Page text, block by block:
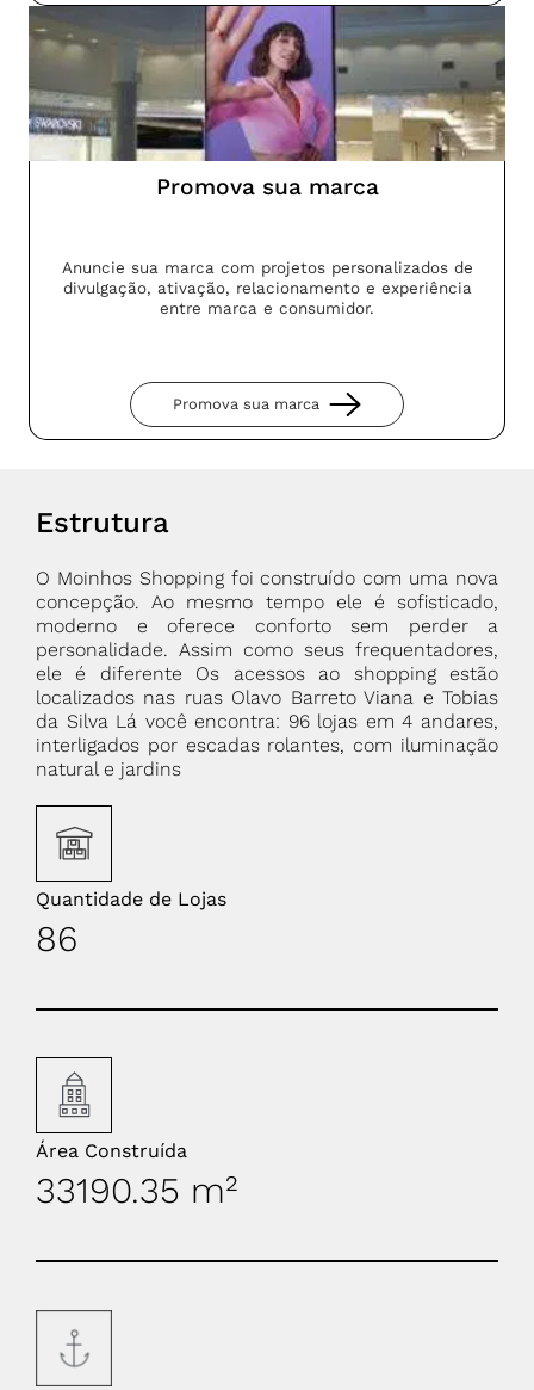
Promova sua marca
Anuncie sua marca com projetos personalizados de
divulgação, ativação, relacionamento e experiência
entre marca e consumidor.
Promova sua marca
Estrutura
O Moinhos Shopping foi construído com uma nova
concepção. Ao mesmo tempo ele é sofisticado,
moderno e oferece conforto sem perder a
personalidade. Assim como seus frequentadores,
ele é diferente Os acessos ao shopping estão
localizados nas ruas Olavo Barreto Viana e Tobias
da Silva Lá você encontra: 96 lojas em 4 andares,
interligados por escadas rolantes, com iluminação
natural e jardins
Quantidade de Lojas
86
Área Construída
33190.35 m²